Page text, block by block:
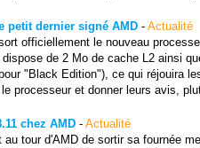
petit dernier signé AMD- Actualité
officiellement le nouveau
de 2 Mo de cache L2 ainsi
"Black Edition"), ce qui réjouira
processeur et donner leurs avis,
chez AMD- Actualité
tour d'AMD de sortir sa fournée